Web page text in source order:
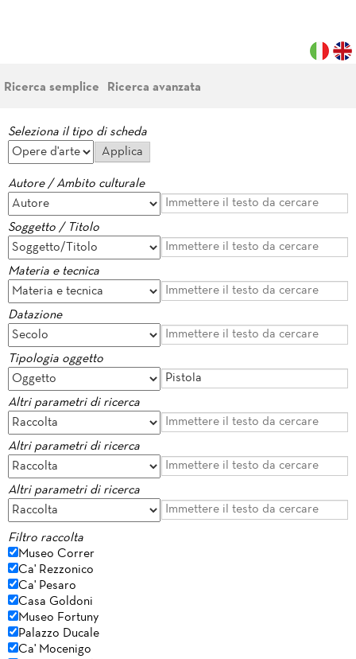
Ricerca semplice Ricerca avanzata
Seleziona il tipo di scheda
Autore / Ambito culturale
Soggetto / Titolo
Materia e tecnica
Datazione
Tipologia oggetto
Altri parametri di ricerca
Altri parametri di ricerca
Altri parametri di ricerca
Filtro raccolta
Museo Correr
Ca' Rezzonico
Ca' Pesaro
Casa Goldoni
Museo Fortuny
Palazzo Ducale
Ca' Mocenigo